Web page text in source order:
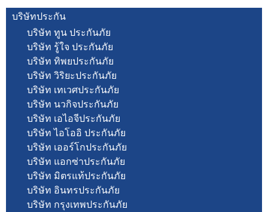
บริษัทประกัน
บริษัท ทูน ประกันภัย
บริษัท รู้ใจ ประกันภัย
บริษัท ทิพยประกันภัย
บริษัท วิริยะประกันภัย
บริษัท เทเวศประกันภัย
บริษัท นวกิจประกันภัย
บริษัท เอไอจีประกันภัย
บริษัท ไอโออิ ประกันภัย
บริษัท เออร์โกประกันภัย
บริษัท แอกซ่าประกันภัย
บริษัท มิตรแท้ประกันภัย
บริษัท อินทรประกันภัย
บริษัท กรุงเทพประกันภัย